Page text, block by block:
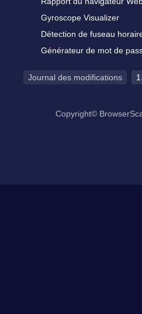
Gyroscope Visualizer
Détection de fuseau
Générateur de mot de
Journal des modifications
Copyright©